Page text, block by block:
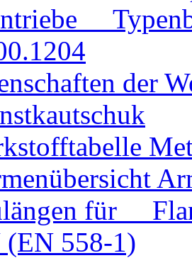
der
für
558-1)